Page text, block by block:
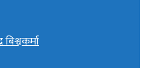
बिश्वकर्मा